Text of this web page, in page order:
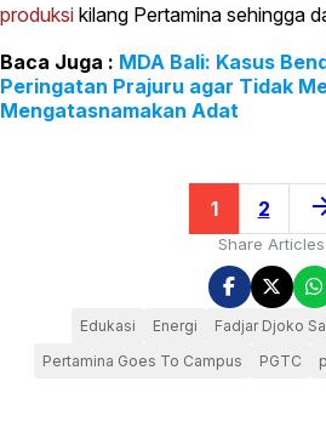
produksi kilang Pertamina sehingga
MDA Bali: Kasus
Peringatan Prajuru agar Tidak
Mengatasnamakan Adat
1 2
Share Articles
Edukasi Energi Fadjar Djoko
Pertamina Goes To Campus
PGTC